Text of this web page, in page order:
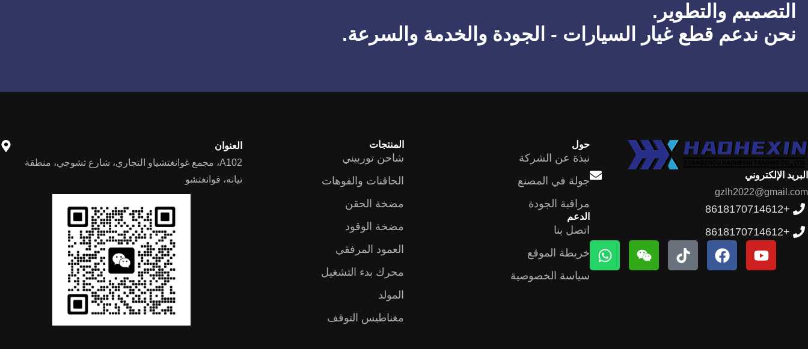
التصميم والتطوير.
نحن ندعم قطع غيار السيارات - الجودة والخدمة والسرعة.
البريد الإلكتروني
gzlh2022@gmail.com
+8618170714612
+8618170714612
حول
نبذة عن الشركة
جولة في المصنع
مراقبة الجودة
الدعم
اتصل بنا
خريطة الموقع
سياسة الخصوصية
المنتجات
شاحن توربيني
الحاقنات والفوهات
مضخة الحقن
مضخة الوقود
العمود المرفقي
محرك بدء التشغيل
المولد
مغناطيس التوقف
العنوان
A102، مجمع غوانغتشياو التجاري، شارع تشوجي، منطقة
تيانه، قوانغتشو